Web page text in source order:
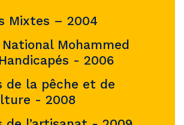
Mixtes – 2004
Mohammed
- 2006
de la pêche et de
- 2008